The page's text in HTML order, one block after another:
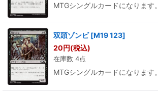
MTGシングルカードになります。
双頭ゾンビ [M19 123]
20円(税込)
在庫数 4点
MTGシングルカードになります。